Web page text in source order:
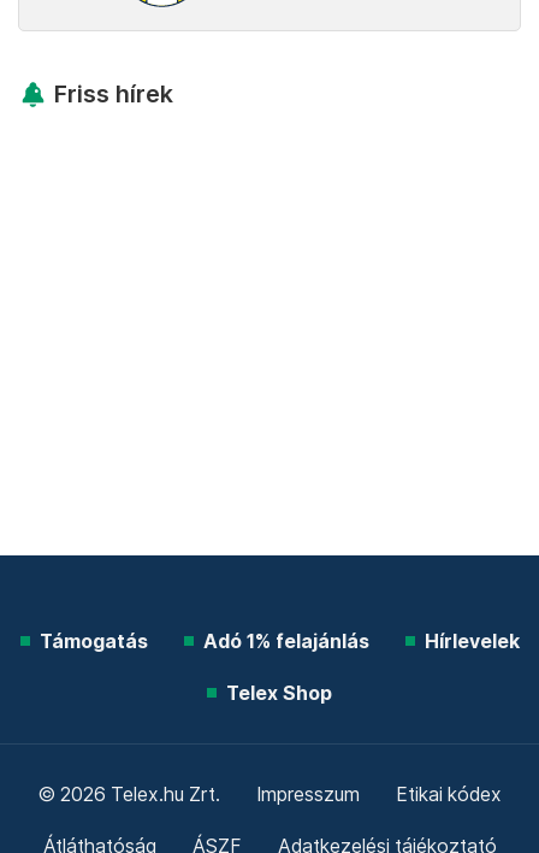
Friss hírek
Támogatás Adó 1% felajánlás Hírlevelek
Telex Shop
© 2026 Telex.hu Zrt. Impresszum Etikai kódex
Átláthatóság ÁSZF Adatkezelési tájékoztató